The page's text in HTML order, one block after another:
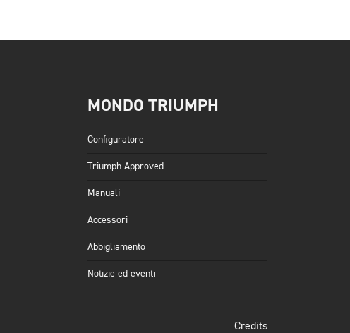
MONDO TRIUMPH
Configuratore
Triumph Approved
Manuali
Accessori
Abbigliamento
Notizie ed eventi
Credits